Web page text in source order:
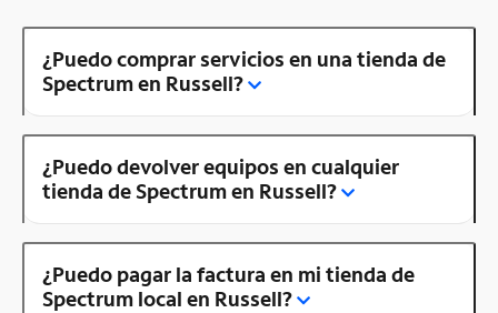
¿Puedo comprar servicios en una tienda de
Spectrum en Russell?
¿Puedo devolver equipos en cualquier
tienda de Spectrum en Russell?
¿Puedo pagar la factura en mi tienda de
Spectrum local en Russell?